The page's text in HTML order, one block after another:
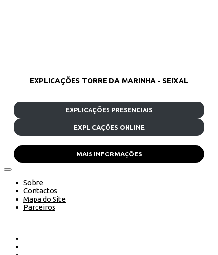
EXPLICAÇÕES TORRE DA MARINHA - SEIXAL
EXPLICAÇÕES PRESENCIAIS
EXPLICAÇÕES ONLINE
MAIS INFORMAÇÕES
Sobre
Contactos
Mapa do Site
Parceiros